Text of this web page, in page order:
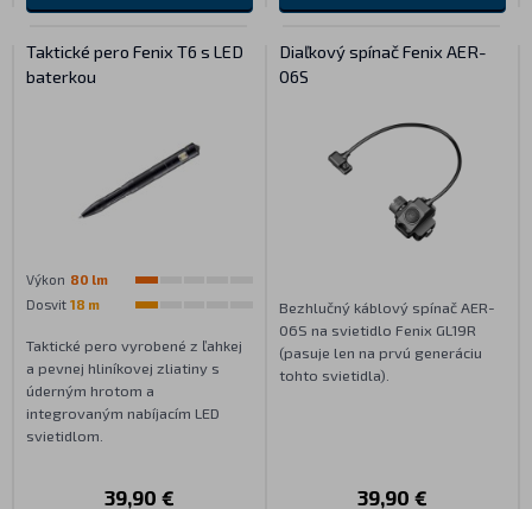
Taktické pero Fenix T6 s LED
baterkou
Výkon 80 lm
Dosvit 18 m
Taktické pero vyrobené z ľahkej
a pevnej hliníkovej zliatiny s
úderným hrotom a
integrovaným nabíjacím LED
svietidlom.
39,90 €
Diaľkový spínač Fenix AER-
06S
Bezhlučný káblový spínač AER-
06S na svietidlo Fenix GL19R
(pasuje len na prvú generáciu
tohto svietidla).
39,90 €